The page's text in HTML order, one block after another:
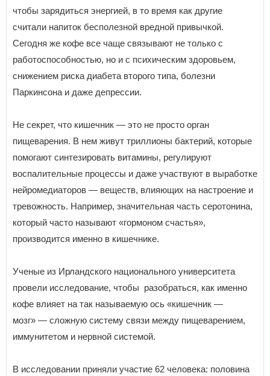
чтобы зарядиться энергией, в то время как другие
считали напиток бесполезной вредной привычкой.
Сегодня же кофе все чаще связывают не только с
работоспособностью, но и с психическим здоровьем,
снижением риска диабета второго типа, болезни
Паркинсона и даже депрессии.
Не секрет, что кишечник — это не просто орган
пищеварения. В нем живут триллионы бактерий, которые
помогают синтезировать витамины, регулируют
воспалительные процессы и даже участвуют в выработке
нейромедиаторов — веществ, влияющих на настроение и
тревожность. Например, значительная часть серотонина,
который часто называют «гормоном счастья»,
производится именно в кишечнике.
Ученые из Ирландского национального университета
провели исследование, чтобы разобраться, как именно
кофе влияет на так называемую ось «кишечник —
мозг» — сложную систему связи между пищеварением,
иммунитетом и нервной системой.
В исследовании приняли участие 62 человека: половина